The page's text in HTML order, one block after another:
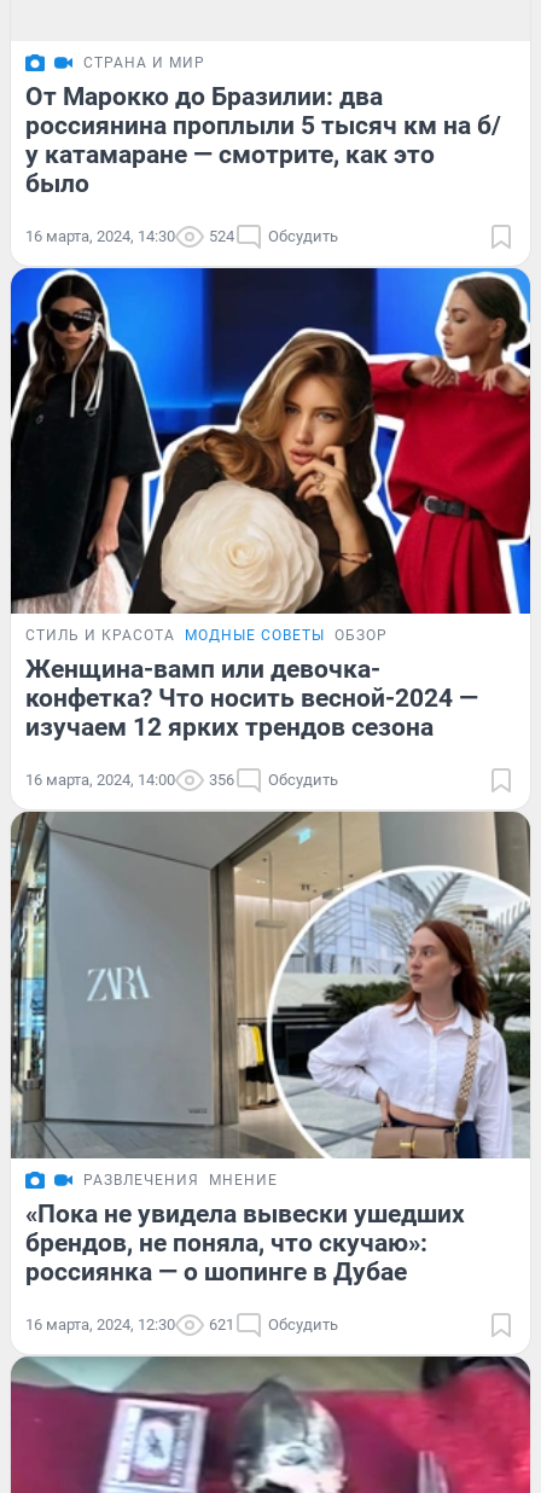
СТРАНА И МИР
От Марокко до Бразилии: два
россиянина проплыли 5 тысяч км на б/
у катамаране — смотрите, как это
было
16 марта, 2024, 14:30 524 Обсудить
СТИЛЬ И КРАСОТА МОДНЫЕ СОВЕТЫ ОБЗОР
Женщина-вамп или девочка-
конфетка? Что носить весной-2024 —
изучаем 12 ярких трендов сезона
16 марта, 2024, 14:00 356 Обсудить
РАЗВЛЕЧЕНИЯ МНЕНИЕ
«Пока не увидела вывески ушедших
брендов, не поняла, что скучаю»:
россиянка — о шопинге в Дубае
16 марта, 2024, 12:30 621 Обсудить